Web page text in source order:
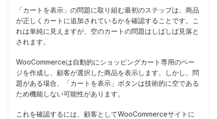
「カートを表示」の問題に取り組む最初のステップは、商品
が正しくカートに追加されているかを確認することです。こ
れは単純に見えますが、空のカートの問題はしばしば見落と
されます。
WooCommerceは自動的にショッピングカート専用のペー
ジを作成し、顧客が選択した商品を表示します。しかし、問
題がある場合、「カートを表示」ボタンは技術的に空である
ため機能しない可能性があります。
これを確認するには、顧客としてWooCommerceサイトに